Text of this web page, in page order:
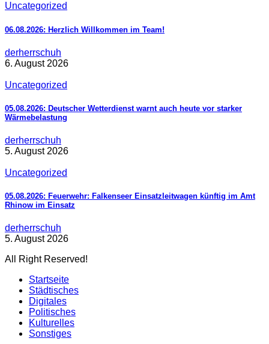
Uncategorized
06.08.2026: Herzlich Willkommen im Team!
derherrschuh
6. August 2026
Uncategorized
05.08.2026: Deutscher Wetterdienst warnt auch heute vor starker
Wärmebelastung
derherrschuh
5. August 2026
Uncategorized
05.08.2026: Feuerwehr: Falkenseer Einsatzleitwagen künftig im Amt
Rhinow im Einsatz
derherrschuh
5. August 2026
All Right Reserved!
Startseite
Städtisches
Digitales
Politisches
Kulturelles
Sonstiges